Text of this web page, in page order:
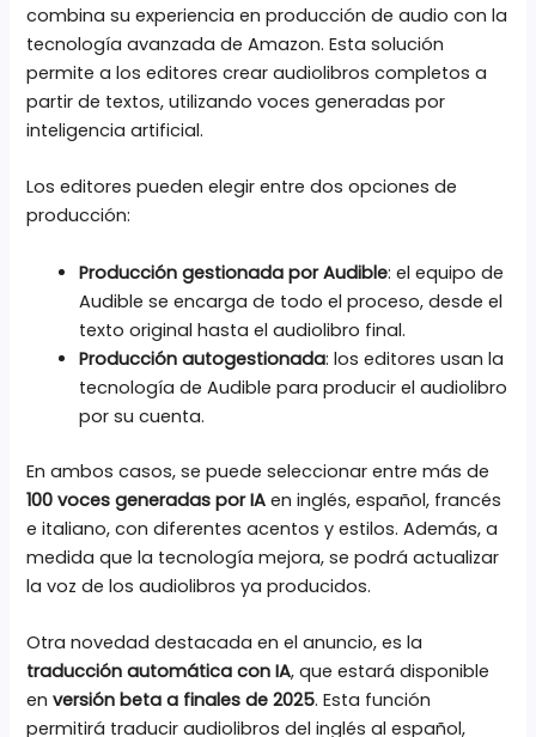
combina su experiencia en producción de audio con la
tecnología avanzada de Amazon. Esta solución
permite a los editores crear audiolibros completos a
partir de textos, utilizando voces generadas por
inteligencia artificial.
Los editores pueden elegir entre dos opciones de
producción:
Producción gestionada por Audible: el equipo de
Audible se encarga de todo el proceso, desde el
texto original hasta el audiolibro final.
Producción autogestionada: los editores usan la
tecnología de Audible para producir el audiolibro
por su cuenta.
En ambos casos, se puede seleccionar entre más de
100 voces generadas por IA en inglés, español, francés
e italiano, con diferentes acentos y estilos. Además, a
medida que la tecnología mejora, se podrá actualizar
la voz de los audiolibros ya producidos.
Otra novedad destacada en el anuncio, es la
traducción automática con IA, que estará disponible
enversión beta a finales de 2025. Esta función
permitirá traducir audiolibros del inglés al español,